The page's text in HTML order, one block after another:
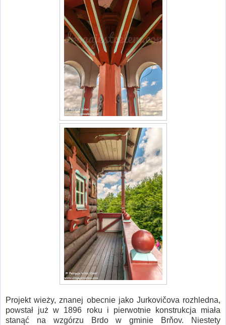
Projekt wieży, znanej obecnie jako Jurkovičova rozhledna,
powstał już w 1896 roku i pierwotnie konstrukcja miała
stanąć na wzgórzu Brdo w gminie Brňov. Niestety